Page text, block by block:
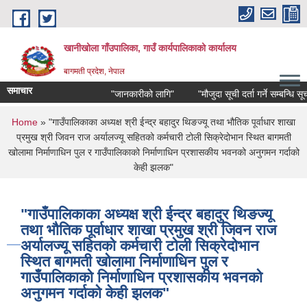
Skip to main content
खानीखोला गाँउपालिका, गाउँ कार्यपालिकाको कार्यालय
बागमती प्रदेश, नेपाल
समाचार "जानकारीको लागि" "मौजुदा सूची दर्ता गर्ने सम्बन्धि सूचना"
You are here
Home » "गाउँपालिकाका अध्यक्ष श्री ईन्द्र बहादुर थिङज्यू तथा भौतिक पूर्वाधार शाखा
प्रमुख श्री जिवन राज अर्यालज्यू सहितको कर्मचारी टोली सिक्रेदोभान स्थित बागमती
खोलामा निर्माणाधिन पुल र गाउँपालिकाको निर्माणाधिन प्रशासकीय भवनको अनुगमन गर्दाको
केही झलक"
"गाउँपालिकाका अध्यक्ष श्री ईन्द्र बहादुर थिङज्यू
तथा भौतिक पूर्वाधार शाखा प्रमुख श्री जिवन राज
अर्यालज्यू सहितको कर्मचारी टोली सिक्रेदोभान
स्थित बागमती खोलामा निर्माणाधिन पुल र
गाउँपालिकाको निर्माणाधिन प्रशासकीय भवनको
अनुगमन गर्दाको केही झलक"